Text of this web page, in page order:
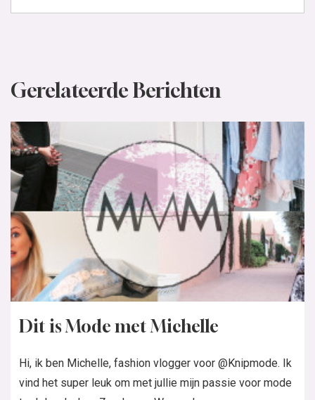
Gerelateerde Berichten
Dit is Mode met Michelle
Hi, ik ben Michelle, fashion vlogger voor @Knipmode. Ik
vind het super leuk om met jullie mijn passie voor mode